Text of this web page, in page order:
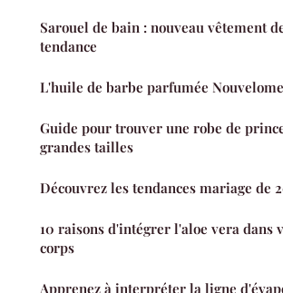
Sarouel de bain : nouveau vêtement
tendance
L'huile de barbe parfumée Nouvelome
Guide pour trouver une robe de
grandes tailles
Découvrez les tendances mariage de
10 raisons d'intégrer l'aloe vera dans
corps
Apprenez à interpréter la ligne